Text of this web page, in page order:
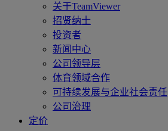
关于TeamViewer
招贤纳士
投资者
新闻中心
公司领导层
体育领域合作
可持续发展与企业社会责任
公司治理
定价